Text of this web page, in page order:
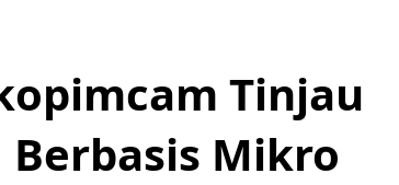
Tinjau
Berbasis Mikro